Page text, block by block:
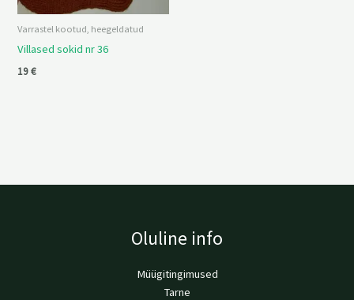
Varrastel kootud, heegeldatud
Villased sokid nr 36
19€
Oluline info
Müügitingimused
Tarne